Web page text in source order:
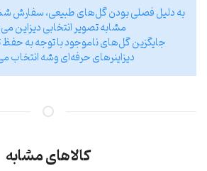
مشابه تصویر انتخابی دیزاین
جایگزین گل‌های ناموجود با توجه به
دیزاینر‌های حرفه‌ای وشه انتخاب
کالاهای مشابه